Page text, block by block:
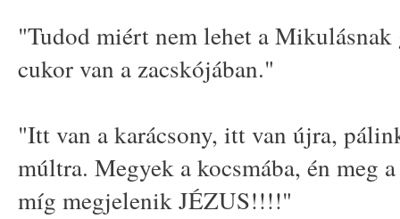
"Tudod miért nem lehet a Mikulásnak
cukor van a zacskójában."
"Itt van a karácsony, itt van újra,
múltra. Megyek a kocsmába, én meg
míg megjelenik JÉZUS!!!!"